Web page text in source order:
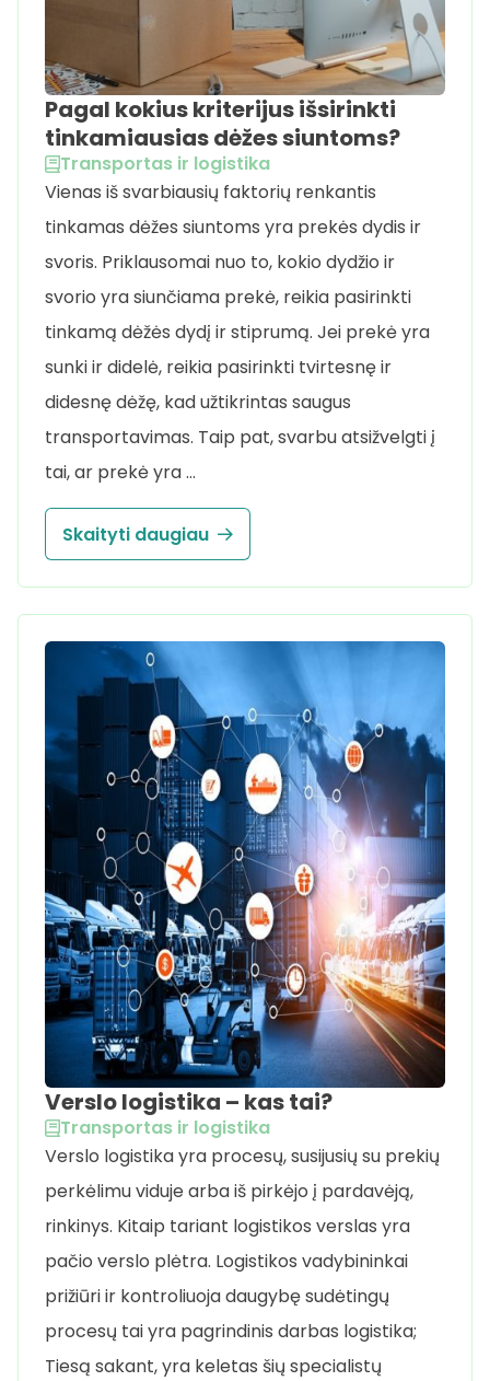
Pagal kokius kriterijus išsirinkti
tinkamiausias dėžes siuntoms?
Transportas ir logistika
Vienas iš svarbiausių faktorių renkantis
tinkamas dėžes siuntoms yra prekės dydis ir
svoris. Priklausomai nuo to, kokio dydžio ir
svorio yra siunčiama prekė, reikia pasirinkti
tinkamą dėžės dydį ir stiprumą. Jei prekė yra
sunki ir didelė, reikia pasirinkti tvirtesnę ir
didesnę dėžę, kad užtikrintas saugus
transportavimas. Taip pat, svarbu atsižvelgti į
tai, ar prekė yra …
Skaityti daugiau
Verslo logistika – kas tai?
Transportas ir logistika
Verslo logistika yra procesų, susijusių su prekių
perkėlimu viduje arba iš pirkėjo į pardavėją,
rinkinys. Kitaip tariant logistikos verslas yra
pačio verslo plėtra. Logistikos vadybininkai
prižiūri ir kontroliuoja daugybę sudėtingų
procesų tai yra pagrindinis darbas logistika;
Tiesą sakant, yra keletas šių specialistų